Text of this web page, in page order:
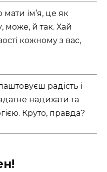
ім’я, це як
може, й так. Хай
кожному з вас,
радість і
надихати та
Круто, правда?